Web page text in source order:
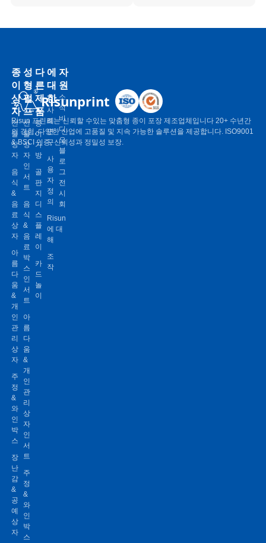
종
이
상
자
선
물
상
자
음
식
&
음
료
상
자
아
름
다
움
&
개
인
관
리
상
자
주
정
&
와
인
박
스
장
난
감
&
공
예
상
자
성
형
펄
프
선
물
상
자
인
서
트
음
식
&
음
료
박
스
인
서
트
아
름
다
움
&
개
인
관
리
상
자
인
서
트
주
정
&
와
인
박
스
다
른
제
품
종
이
가
방
골
판
지
디
스
플
레
이
카
드
놀
이
에
대
한
사
례
연
구
사
용
자
정
의
Risun
에 대
해
조
작
자
원
소
식
비
디
오
블
로
그
전
시
회
Risunprint
Risun 프린트는 신뢰할 수있는 맞춤형 종이 포장 제조업체입니다 20+ 수년간
의 경험, 다양한 산업에 고품질 및 지속 가능한 솔루션을 제공합니다. ISO9001
& BSCI 인증, 신뢰성과 정밀성 보장.